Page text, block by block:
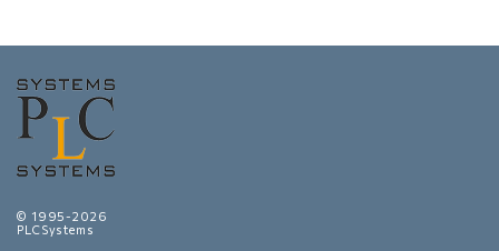
© 1995-2026
PLCSystems